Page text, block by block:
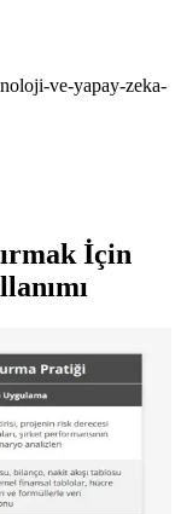
ve-yapay-zeka-
İçin